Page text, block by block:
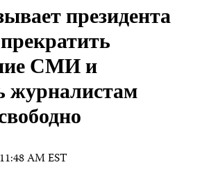
президента
СМИ и
журналистам
AM EST